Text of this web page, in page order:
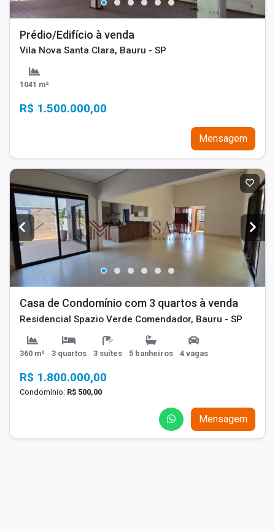
Prédio/Edifício à venda
Vila Nova Santa Clara, Bauru - SP
1041 m²
R$ 1.500.000,00
Mensagem
Casa de Condomínio com 3 quartos à venda
Residencial Spazio Verde Comendador, Bauru - SP
360 m² 3 quartos 3 suítes 5 banheiros 4 vagas
R$ 1.800.000,00
Condomínio: R$ 500,00
Mensagem